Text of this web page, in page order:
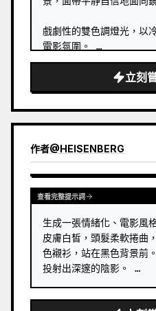
戲劇性的雙色調燈光，以
電影氛圍。 …
立刻
作者@HEISENBERG
查看完整提示詞
生成一張情緒化、電影風
皮膚白皙，頭髮柔軟捲曲
色襯衫，站在黑色背景前
投射出深邃的陰影。 …